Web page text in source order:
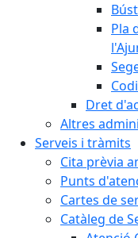
Pla
Dret
Altres
Serveis i tràmits
Cita prèvia
Punts
Cartes de
Catàleg de